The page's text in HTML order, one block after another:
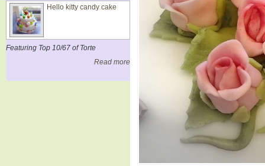
Hello kitty candy cake
Featuring Top 10/67 of Torte
Read more